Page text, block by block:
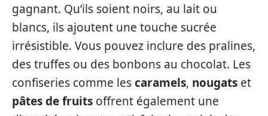
gagnant. Qu’ils soient noirs, au lait ou
blancs, ils ajoutent une touche sucrée
irrésistible. Vous pouvez inclure des pralines,
des truffes ou des bonbons au chocolat. Les
confiseries comme lescaramels, nougats et
pâtes de fruits offrent également une